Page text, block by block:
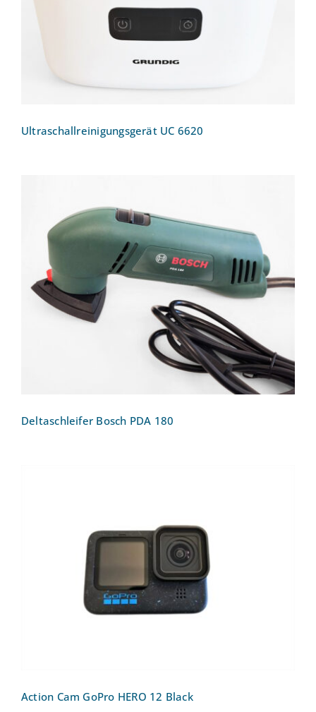
Ultraschallreinigungsgerät UC 6620
Deltaschleifer Bosch PDA 180
Deltaschleifer Bosch PDA 180
Action Cam GoPro HERO 12 Black
Action Cam GoPro HERO 12 Black